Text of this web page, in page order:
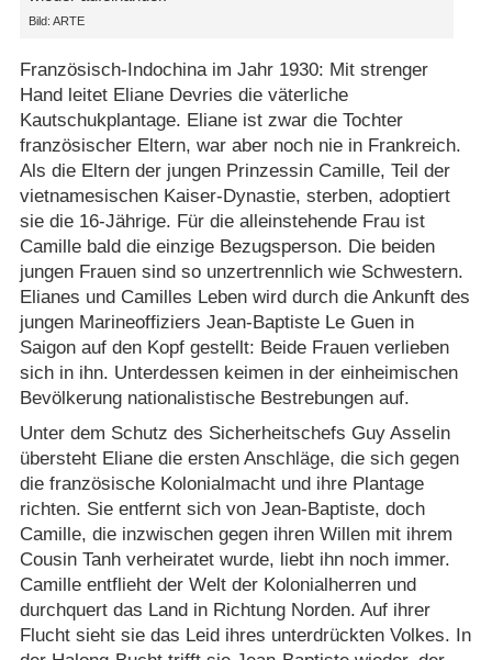
Bild: ARTE
Französisch-Indochina im Jahr 1930: Mit strenger
Hand leitet Eliane Devries die väterliche
Kautschukplantage. Eliane ist zwar die Tochter
französischer Eltern, war aber noch nie in Frankreich.
Als die Eltern der jungen Prinzessin Camille, Teil der
vietnamesischen Kaiser-Dynastie, sterben, adoptiert
sie die 16-Jährige. Für die alleinstehende Frau ist
Camille bald die einzige Bezugsperson. Die beiden
jungen Frauen sind so unzertrennlich wie Schwestern.
Elianes und Camilles Leben wird durch die Ankunft des
jungen Marineoffiziers Jean-Baptiste Le Guen in
Saigon auf den Kopf gestellt: Beide Frauen verlieben
sich in ihn. Unterdessen keimen in der einheimischen
Bevölkerung nationalistische Bestrebungen auf.
Unter dem Schutz des Sicherheitschefs Guy Asselin
übersteht Eliane die ersten Anschläge, die sich gegen
die französische Kolonialmacht und ihre Plantage
richten. Sie entfernt sich von Jean-Baptiste, doch
Camille, die inzwischen gegen ihren Willen mit ihrem
Cousin Tanh verheiratet wurde, liebt ihn noch immer.
Camille entflieht der Welt der Kolonialherren und
durchquert das Land in Richtung Norden. Auf ihrer
Flucht sieht sie das Leid ihres unterdrückten Volkes. In